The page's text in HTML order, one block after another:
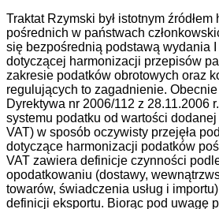
Traktat Rzymski był istotnym
pośrednich w państwach
się bezpośrednią podstawą wydania
dotyczącej harmonizacji przepisów
zakresie podatków obrotowych oraz
regulujących to zagadnienie.
Dyrektywa nr 2006/112 z 28.11.2006
systemu podatku od wartości
VAT) w sposób oczywisty przejęła
dotyczące harmonizacji podatków
VAT zawiera definicje czynności
opodatkowaniu (dostawy,
towarów, świadczenia usług i
definicji eksportu. Biorąc pod uwagę